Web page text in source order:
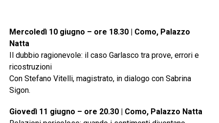
Mercoledì 10 giugno – ore 18.30 | Como, Palazzo
Natta
Il dubbio ragionevole: il caso Garlasco tra prove, errori e
ricostruzioni
Con Stefano Vitelli, magistrato, in dialogo con Sabrina
Sigon.
Giovedì 11 giugno – ore 20.30 | Como, Palazzo Natta